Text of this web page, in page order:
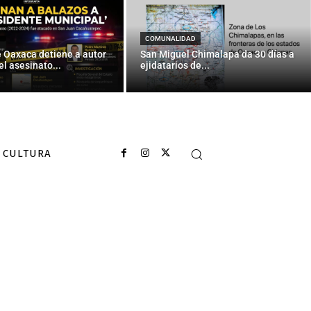
Oaxaca detiene a autor
asesinato...
COMUNALIDAD
San Miguel Chimalapa da 30 días a
ejidatarios de...
CULTURA
para...